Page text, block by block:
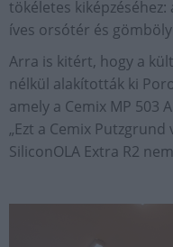
tökéletes
íves orsótér és
Arra is kitért, hogy a
nélkül alakították ki
amely a Cemix MP 503
„Ezt a Cemix
SiliconOLA Extra R2